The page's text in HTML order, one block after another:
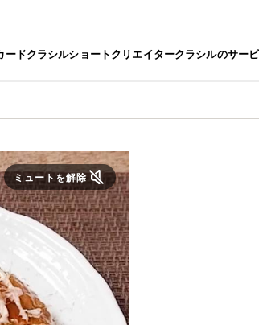
ードクラシルショートクリエイタークラシルのサー
ミュートを解除